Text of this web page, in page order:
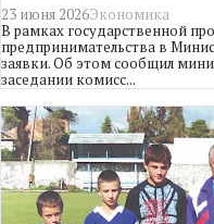
23 июня 2026Экономика
В рамках государственной
предпринимательства в
заявки. Об этом сообщил
заседании комисс...